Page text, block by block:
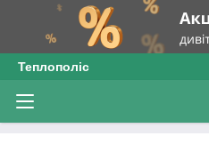
Теплополіс